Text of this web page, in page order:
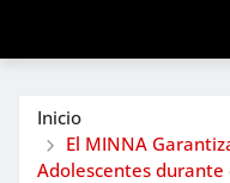
Inicio
El MINNA
Adolescentes